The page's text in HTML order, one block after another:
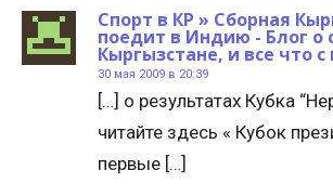
Спорт в КР » Сборная
поедит в Индию - Блог о
Кыргызстане, и все что
30 мая 2009 в 20:39
[…] о результатах Кубка
читайте здесь « Кубок
первые […]